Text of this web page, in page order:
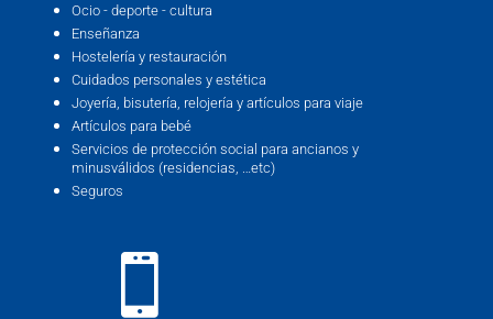
Ocio - deporte - cultura
Enseñanza
Hostelería y restauración
Cuidados personales y estética
Joyería, bisutería, relojería y artículos para viaje
Artículos para bebé
Servicios de protección social para ancianos y
minusválidos (residencias, …etc)
Seguros